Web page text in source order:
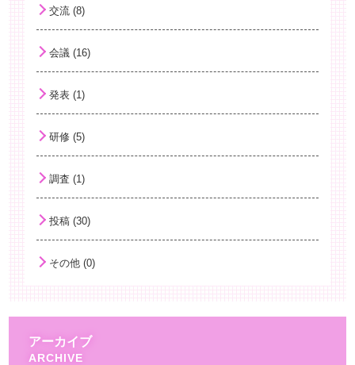
交流 (8)
会議 (16)
発表 (1)
研修 (5)
調査 (1)
投稿 (30)
その他 (0)
アーカイブ